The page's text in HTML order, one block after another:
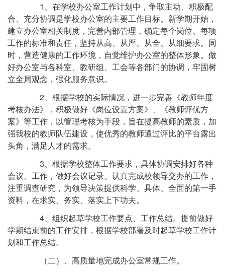
1、在学校办公室工作计划中，争取主动、积极配
合、充分协调是学校办公室的主要工作目标。新学期开始，
建立办公室相关制度，完善内部管理，确定每个岗位、每项
工作的标准和责任，坚持从高、从严、从全、从细要求。同
时，营造健康的工作环境，自觉维护办公室的整体形象。做
好办公室与各科室、教研组、工会等各部门的协调，牢固树
立全局观念，强化服务意识。
2、根据学校的实际情况，进一步完善《教师年度
考核办法》，积极做好《岗位设置方案》、《教师评优方
案》等工作，以管理考核为手段，旨在提高教师的素质，加
强我校的教师队伍建设，使优秀的教师通过评比的平台露出
头角，满足人才的需求。
3、根据学校整体工作要求，具体协调安排好各种
会议、工作，做好会议记录。认真完成校领导交办的工作，
注重调查研究，为领导决策提供科学、具体、全面的第一手
资料，在求实、务实、落实上下功夫。
4、组织起草学校工作要点、工作总结。提前做好
学期结束前的工作安排，根据学校部署及时起草学校工作计
划和工作总结。
（二）、高质量地完成办公室常规工作。